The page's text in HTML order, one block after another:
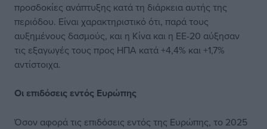
προσδοκίες ανάπτυξης κατά τη διάρκεια αυτής της
περιόδου. Είναι χαρακτηριστικό ότι, παρά τους
αυξημένους δασμούς, και η Κίνα και η ΕΕ-20 αύξησαν
τις εξαγωγές τους προς ΗΠΑ κατά +4,4% και +1,7%
αντίστοιχα.
Οι επιδόσεις εντός Ευρώπης
Όσον αφορά τις επιδόσεις εντός της Ευρώπης, το 2025